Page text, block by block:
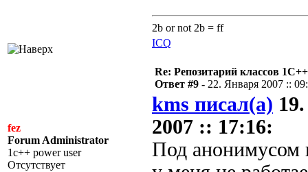
2b or not 2b = ff
ICQ
fez
Forum Administrator
1c++ power user
Отсутствует
Re: Репозитарий классов
Ответ #9 - 22. Января 2007 ::
kms писал(а)
2007 :: 17:16:
Под анонимусом